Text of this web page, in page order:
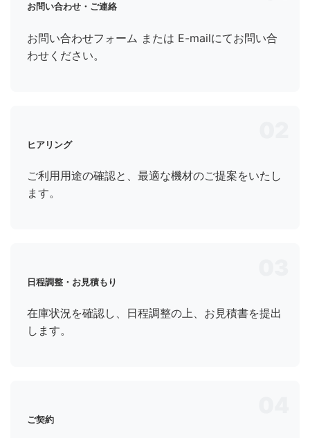
お問い合わせ・ご連絡
お問い合わせフォーム または E-mailにてお問い合
わせください。
ヒアリング
ご利用用途の確認と、最適な機材のご提案をいたし
ます。
日程調整・お見積もり
在庫状況を確認し、日程調整の上、お見積書を提出
します。
ご契約